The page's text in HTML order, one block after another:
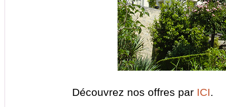
Découvrez nos offres par ICI.